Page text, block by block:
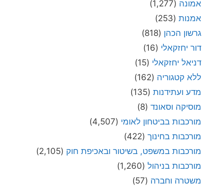
אמונה (1,277)
אמנות (253)
גרשון הכהן (818)
דור יחזקאלי (16)
דניאל יחזקאלי (15)
ללא קטגוריה (162)
מדע ועתידנות (135)
מוסיקה וסאונד (8)
מורכבות בביטחון לאומי (4,507)
מורכבות בחינוך (422)
מורכבות במשפט, בשיטור ובאכיפת חוק (2,105)
מורכבות בניהול (1,260)
משטרה וחברה (57)